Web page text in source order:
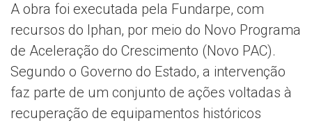
A obra foi executada pela Fundarpe, com
recursos do Iphan, por meio do Novo Programa
de Aceleração do Crescimento (Novo PAC).
Segundo o Governo do Estado, a intervenção
faz parte de um conjunto de ações voltadas à
recuperação de equipamentos históricos